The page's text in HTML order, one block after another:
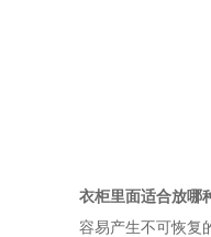
衣柜里面适合放哪
容易产生不可恢复